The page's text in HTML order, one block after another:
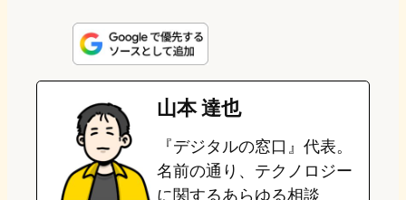
n
e
s
t
o
o
u
e
s
k
e
b
o
o
e
a
山本 達也
『デジタルの窓口』代表。
名前の通り、テクノロジー
に関するあらゆる相談